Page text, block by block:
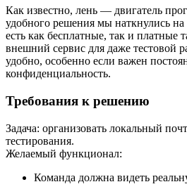
Как известно, лень — двигатель
удобного решения мы наткнулись
есть как бесплатные, так и платные
внешний сервис для даже тестовой
удобно, особенно если важен
конфиденциальность.
Требования к решению
Задача: организовать локальный
тестирования.
Желаемый функционал:
Команда должна видеть